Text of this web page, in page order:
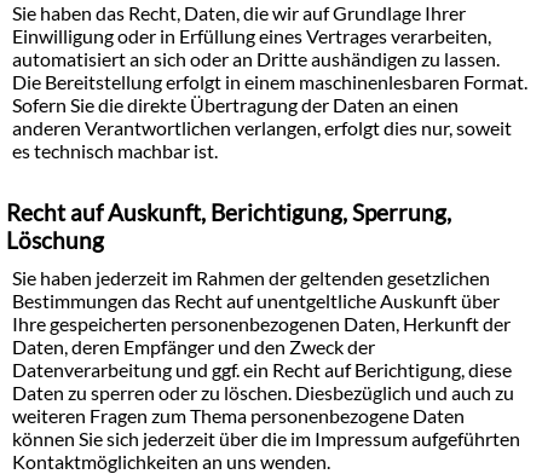
Sie haben das Recht, Daten, die wir auf Grundlage Ihrer
Einwilligung oder in Erfüllung eines Vertrages verarbeiten,
automatisiert an sich oder an Dritte aushändigen zu lassen.
Die Bereitstellung erfolgt in einem maschinenlesbaren Format.
Sofern Sie die direkte Übertragung der Daten an einen
anderen Verantwortlichen verlangen, erfolgt dies nur, soweit
es technisch machbar ist.
Recht auf Auskunft, Berichtigung, Sperrung,
Löschung
Sie haben jederzeit im Rahmen der geltenden gesetzlichen
Bestimmungen das Recht auf unentgeltliche Auskunft über
Ihre gespeicherten personenbezogenen Daten, Herkunft der
Daten, deren Empfänger und den Zweck der
Datenverarbeitung und ggf. ein Recht auf Berichtigung, diese
Daten zu sperren oder zu löschen. Diesbezüglich und auch zu
weiteren Fragen zum Thema personenbezogene Daten
können Sie sich jederzeit über die im Impressum aufgeführten
Kontaktmöglichkeiten an uns wenden.